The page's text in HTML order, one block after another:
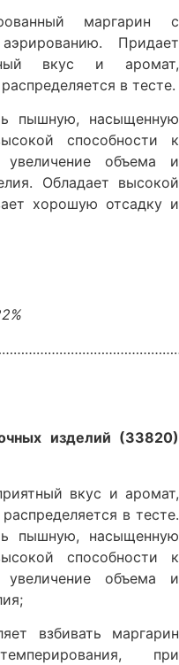
маргарин с
Придает
вкус и аромат,
в тесте.
пышную, насыщенную
способности к
увеличение объема и
Обладает высокой
хорошую отсадку и
изделий (33820)
вкус и аромат,
в тесте.
пышную, насыщенную
способности к
увеличение объема и
взбивать маргарин
при